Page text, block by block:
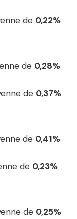
de 0,22%
de 0,28%
de 0,37%
de 0,41%
de 0,23%
de 0,25%